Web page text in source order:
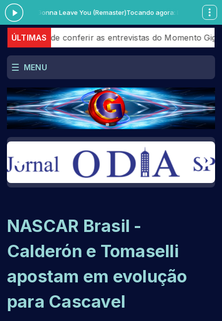
I'm Gonna Leave You (Remaster)Tocando agora: Led Zeppelin -
ÚLTIMAS
de conferir as entrevistas do Momento Giga que
MENU
NASCAR Brasil -
Calderón e Tomaselli
apostam em evolução
para Cascavel